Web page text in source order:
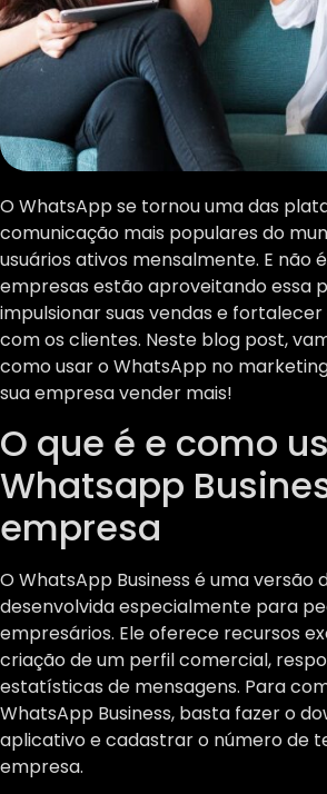
O WhatsApp se tornou uma das
comunicação mais populares do
usuários ativos mensalmente. E não
empresas estão aproveitando essa
impulsionar suas vendas e
com os clientes. Neste blog post,
como usar o WhatsApp no
sua empresa vender mais!
O que é e como
Whatsapp
empresa
O WhatsApp Business é uma versão
desenvolvida especialmente para
empresários. Ele oferece recursos
criação de um perfil comercial,
estatísticas de mensagens. Para
WhatsApp Business, basta fazer o
aplicativo e cadastrar o número de
empresa.